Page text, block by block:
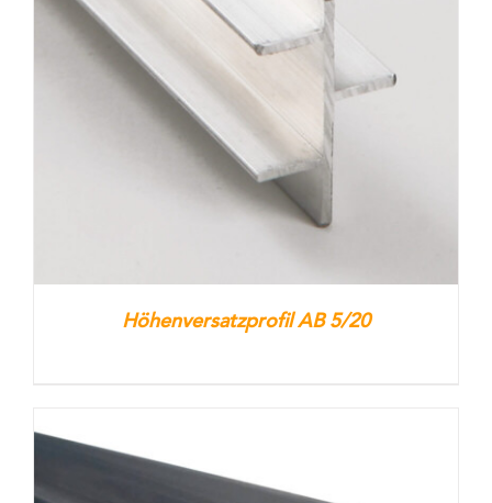
Höhenversatzprofil AB 5/20